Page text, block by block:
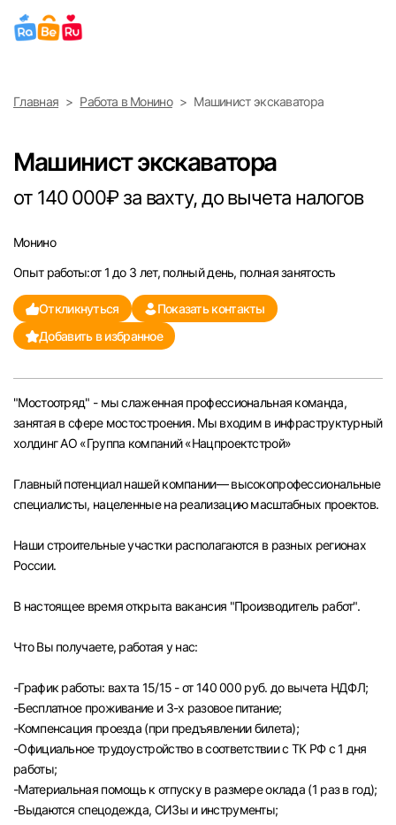
Выберите город
Санкт-Петербург
Ижевск
Екатеринбург
Саратов
Казань
Челябинск
Самара
Оренбург
Волгоград
Ульяновск
Курган
Уфа
Главная Работа в Монино Машинист экскаватора
Машинист экскаватора
от 140 000₽ за вахту, до вычета налогов
Монино
Опыт работы:от 1 до 3 лет, полный день, полная занятость
Откликнуться
Показать контакты
Добавить в избранное
"Мостоотряд" - мы слаженная профессиональная команда,
занятая в сфере мостостроения. Мы входим в инфраструктурный
холдинг АО «Группа компаний «Нацпроектстрой»
Главный потенциал нашей компании— высокопрофессиональные
специалисты, нацеленные на реализацию масштабных проектов.
Наши строительные участки располагаются в разных регионах
России.
В настоящее время открыта вакансия "Производитель работ".
Что Вы получаете, работая у нас:
-График работы: вахта 15/15 - от 140 000 руб. до вычета НДФЛ;
-Бесплатное проживание и 3-х разовое питание;
-Компенсация проезда (при предъявлении билета);
-Официальное трудоустройство в соответствии с ТК РФ с 1 дня
работы;
-Материальная помощь к отпуску в размере оклада (1 раз в год);
-Выдаются спецодежда, СИЗы и инструменты;